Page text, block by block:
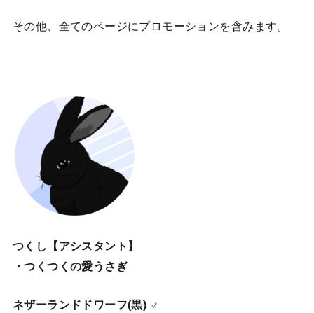
その他、全てのページにプロモーションを含みます。
つくし【アシスタント】
・つくつくの愛うさぎ
ネザーランドドワーフ(黒) ♂